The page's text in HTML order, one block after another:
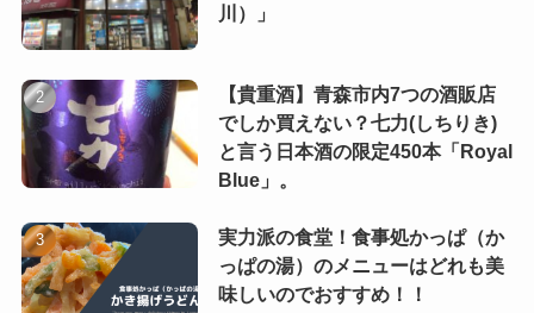
川）」
【貴重酒】青森市内7つの酒販店
でしか買えない？七力(しちりき)
と言う日本酒の限定450本「Royal
Blue」。
実力派の食堂！食事処かっぱ（か
っぱの湯）のメニューはどれも美
味しいのでおすすめ！！